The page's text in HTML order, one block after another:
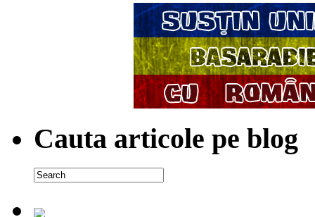
Cauta articole pe blog